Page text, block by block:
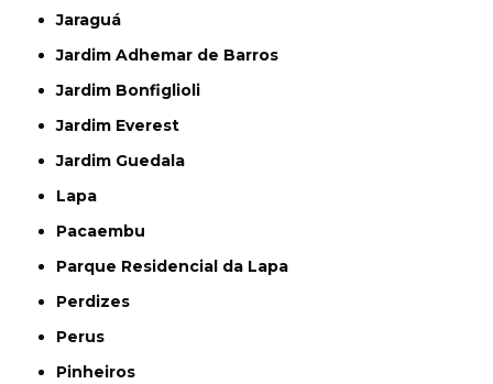
Jaraguá
Jardim Adhemar de Barros
Jardim Bonfiglioli
Jardim Everest
Jardim Guedala
Lapa
Pacaembu
Parque Residencial da Lapa
Perdizes
Perus
Pinheiros